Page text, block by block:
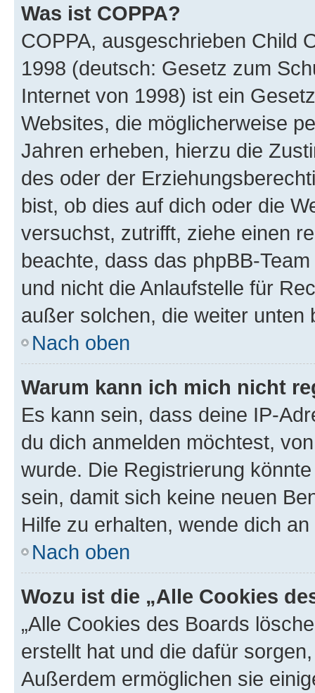
Was ist COPPA?
COPPA, ausgeschrieben Child
1998 (deutsch: Gesetz zum
Internet von 1998) ist ein
Websites, die möglicherweise
Jahren erheben, hierzu die
des oder der
bist, ob dies auf dich oder die
versuchst, zutrifft, ziehe einen
beachte, dass das phpBB-
und nicht die Anlaufstelle für
außer solchen, die weiter unten
Nach oben
Warum kann ich mich nicht
Es kann sein, dass deine IP-
du dich anmelden möchtest,
wurde. Die Registrierung
sein, damit sich keine neuen
Hilfe zu erhalten, wende dich
Nach oben
Wozu ist die „Alle Cookies
„Alle Cookies des Boards
erstellt hat und die dafür
Außerdem ermöglichen sie